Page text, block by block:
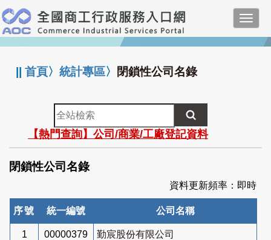
跳
到
主
要
:::
||首頁〉統計專區〉 閉鎖性公司名錄
全
站
檢
索
【熱門查詢】公司/商業/工廠登記資料
閉鎖性公司名錄
資料更新頻率：即時
序號 統一編號 公司名稱
1 00000379 勤宸股份有限公司